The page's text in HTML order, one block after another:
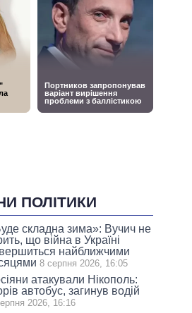
ПОЛІТИКИ
складна зима»: Вучич не
що війна в Україні
найближчими
8 серпня 2026, 16:05
атакували Нікополь:
автобус, загинув водій
2026, 16:16